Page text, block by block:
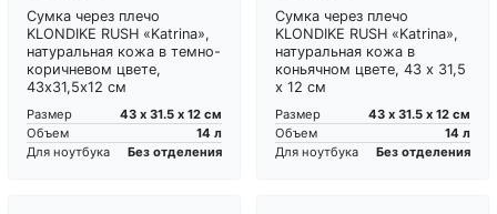
Сумка через плечо
KLONDIKE RUSH «Katrina»,
натуральная кожа в темно-
коричневом цвете,
43х31,5х12 см
Размер
43 х 31.5 х 12 см
Объем
14 л
Для ноутбука
Без отделения
Сумка через плечо
KLONDIKE RUSH «Katrina»,
натуральная кожа в
коньячном цвете, 43 х 31,5
х 12 см
Размер
43 х 31.5 х 12 см
Объем
14 л
Для ноутбука
Без отделения